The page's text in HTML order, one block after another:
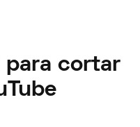
para cortar